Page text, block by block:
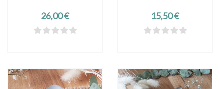
Prix
26,00 € Prix
15,50 €